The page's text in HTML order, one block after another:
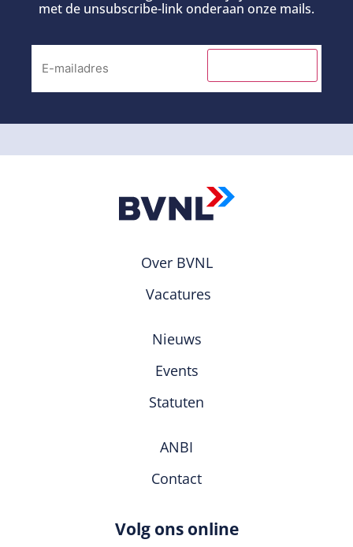
met de unsubscribe-link onderaan onze mails.
Over BVNL
Vacatures
Nieuws
Events
Statuten
ANBI
Contact
Volg ons online